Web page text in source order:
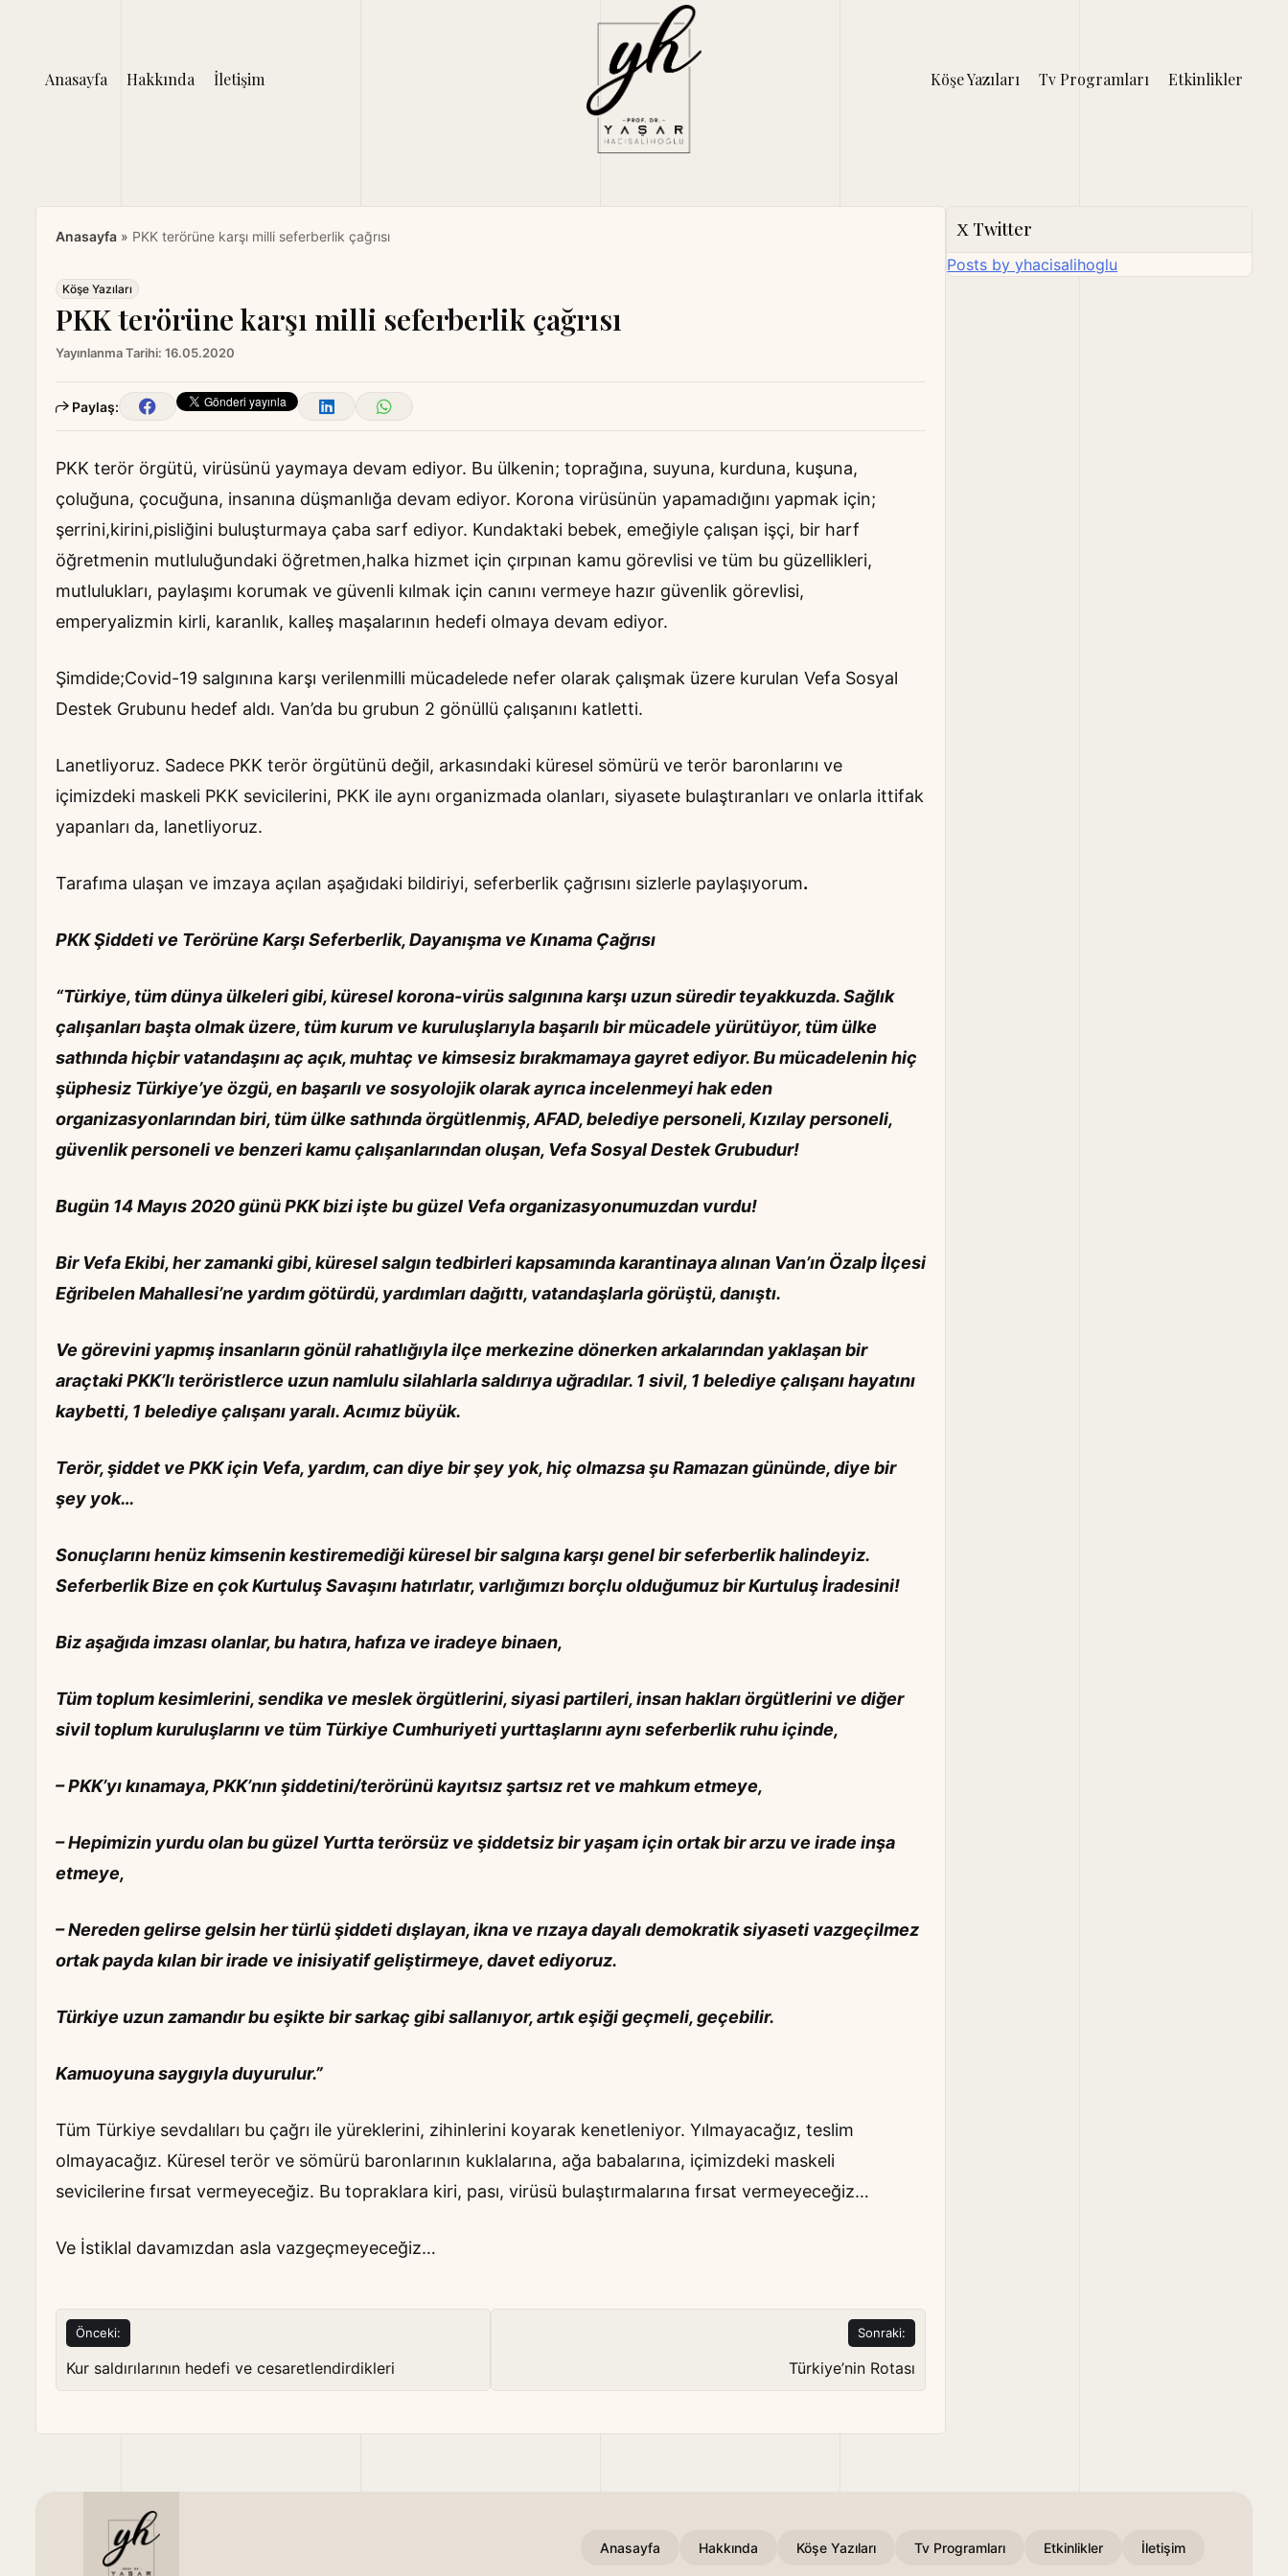
Anasayfa Hakkında İletişim Köşe Yazıları Tv Programları Etkinlikler
Anasayfa » PKK terörüne karşı milli seferberlik çağrısı
Köşe Yazıları
PKK terörüne karşı milli seferberlik çağrısı
Yayınlanma Tarihi: 16.05.2020
Paylaş:
PKK terör örgütü, virüsünü yaymaya devam ediyor. Bu ülkenin; toprağına, suyuna, kurduna, kuşuna,
çoluğuna, çocuğuna, insanına düşmanlığa devam ediyor. Korona virüsünün yapamadığını yapmak için;
şerrini,kirini,pisliğini buluşturmaya çaba sarf ediyor. Kundaktaki bebek, emeğiyle çalışan işçi, bir harf
öğretmenin mutluluğundaki öğretmen,halka hizmet için çırpınan kamu görevlisi ve tüm bu güzellikleri,
mutlulukları, paylaşımı korumak ve güvenli kılmak için canını vermeye hazır güvenlik görevlisi,
emperyalizmin kirli, karanlık, kalleş maşalarının hedefi olmaya devam ediyor.
Şimdide;Covid-19 salgınına karşı verilenmilli mücadelede nefer olarak çalışmak üzere kurulan Vefa Sosyal
Destek Grubunu hedef aldı. Van’da bu grubun 2 gönüllü çalışanını katletti.
Lanetliyoruz. Sadece PKK terör örgütünü değil, arkasındaki küresel sömürü ve terör baronlarını ve
içimizdeki maskeli PKK sevicilerini, PKK ile aynı organizmada olanları, siyasete bulaştıranları ve onlarla ittifak
yapanları da, lanetliyoruz.
Tarafıma ulaşan ve imzaya açılan aşağıdaki bildiriyi, seferberlik çağrısını sizlerle paylaşıyorum.
PKK Şiddeti ve Terörüne Karşı Seferberlik, Dayanışma ve Kınama Çağrısı
“Türkiye, tüm dünya ülkeleri gibi, küresel korona-virüs salgınına karşı uzun süredir teyakkuzda. Sağlık
çalışanları başta olmak üzere, tüm kurum ve kuruluşlarıyla başarılı bir mücadele yürütüyor, tüm ülke
sathında hiçbir vatandaşını aç açık, muhtaç ve kimsesiz bırakmamaya gayret ediyor. Bu mücadelenin hiç
şüphesiz Türkiye’ye özgü, en başarılı ve sosyolojik olarak ayrıca incelenmeyi hak eden
organizasyonlarından biri, tüm ülke sathında örgütlenmiş, AFAD, belediye personeli, Kızılay personeli,
güvenlik personeli ve benzeri kamu çalışanlarından oluşan, Vefa Sosyal Destek Grubudur!
Bugün 14 Mayıs 2020 günü PKK bizi işte bu güzel Vefa organizasyonumuzdan vurdu!
Bir Vefa Ekibi, her zamanki gibi, küresel salgın tedbirleri kapsamında karantinaya alınan Van’ın Özalp İlçesi
Eğribelen Mahallesi’ne yardım götürdü, yardımları dağıttı, vatandaşlarla görüştü, danıştı.
Ve görevini yapmış insanların gönül rahatlığıyla ilçe merkezine dönerken arkalarından yaklaşan bir
araçtaki PKK’lı teröristlerce uzun namlulu silahlarla saldırıya uğradılar. 1 sivil, 1 belediye çalışanı hayatını
kaybetti, 1 belediye çalışanı yaralı. Acımız büyük.
Terör, şiddet ve PKK için Vefa, yardım, can diye bir şey yok, hiç olmazsa şu Ramazan gününde, diye bir
şey yok…
Sonuçlarını henüz kimsenin kestiremediği küresel bir salgına karşı genel bir seferberlik halindeyiz.
Seferberlik Bize en çok Kurtuluş Savaşını hatırlatır, varlığımızı borçlu olduğumuz bir Kurtuluş İradesini!
Biz aşağıda imzası olanlar, bu hatıra, hafıza ve iradeye binaen,
Tüm toplum kesimlerini, sendika ve meslek örgütlerini, siyasi partileri, insan hakları örgütlerini ve diğer
sivil toplum kuruluşlarını ve tüm Türkiye Cumhuriyeti yurttaşlarını aynı seferberlik ruhu içinde,
– PKK’yı kınamaya, PKK’nın şiddetini/terörünü kayıtsız şartsız ret ve mahkum etmeye,
– Hepimizin yurdu olan bu güzel Yurtta terörsüz ve şiddetsiz bir yaşam için ortak bir arzu ve irade inşa
etmeye,
– Nereden gelirse gelsin her türlü şiddeti dışlayan, ikna ve rızaya dayalı demokratik siyaseti vazgeçilmez
ortak payda kılan bir irade ve inisiyatif geliştirmeye, davet ediyoruz.
Türkiye uzun zamandır bu eşikte bir sarkaç gibi sallanıyor, artık eşiği geçmeli, geçebilir.
Kamuoyuna saygıyla duyurulur.”
Tüm Türkiye sevdalıları bu çağrı ile yüreklerini, zihinlerini koyarak kenetleniyor. Yılmayacağız, teslim
olmayacağız. Küresel terör ve sömürü baronlarının kuklalarına, ağa babalarına, içimizdeki maskeli
sevicilerine fırsat vermeyeceğiz. Bu topraklara kiri, pası, virüsü bulaştırmalarına fırsat vermeyeceğiz…
Ve İstiklal davamızdan asla vazgeçmeyeceğiz…
Yazı
gezinmesi
Önceki:
Kur saldırılarının hedefi ve cesaretlendirdikleri
Sonraki:
Türkiye’nin Rotası
Twitter
Posts by yhacisalihoglu
Anasayfa Hakkında Köşe Yazıları Tv Programları Etkinlikler İletişim